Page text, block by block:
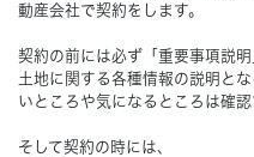
動産会社で契約をします。
契約の前には必ず「重要事項説明
土地に関する各種情報の説明と
いところや気になるところは確認
そして契約の時には、